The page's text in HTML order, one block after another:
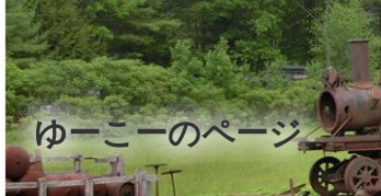
ゆーこーのページ